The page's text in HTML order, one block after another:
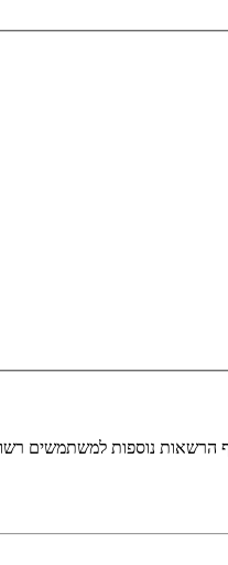
הרשאות נוספות למשתמשים